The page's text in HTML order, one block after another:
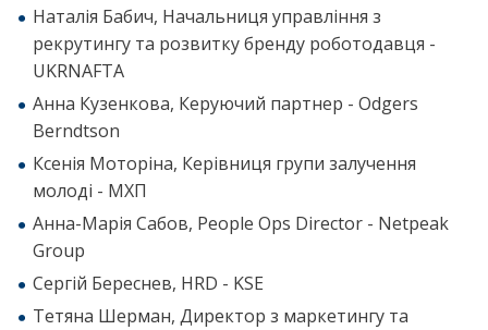
Наталія Бабич, Начальниця управління з
рекрутингу та розвитку бренду роботодавця -
UKRNAFTA
Анна Кузенкова, Керуючий партнер - Odgers
Berndtson
Ксенія Моторіна, Керівниця групи залучення
молоді - МХП
Анна-Марія Сабов, People Ops Director - Netpeak
Group
Сергій Береснев, HRD - KSE
Тетяна Шерман, Директор з маркетингу та